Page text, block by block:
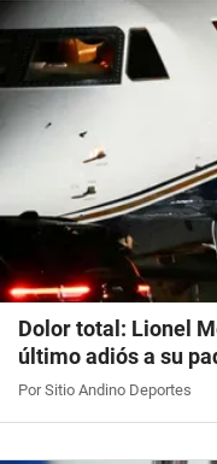
Dolor total: Lionel
último adiós a su
Por Sitio Andino Deportes